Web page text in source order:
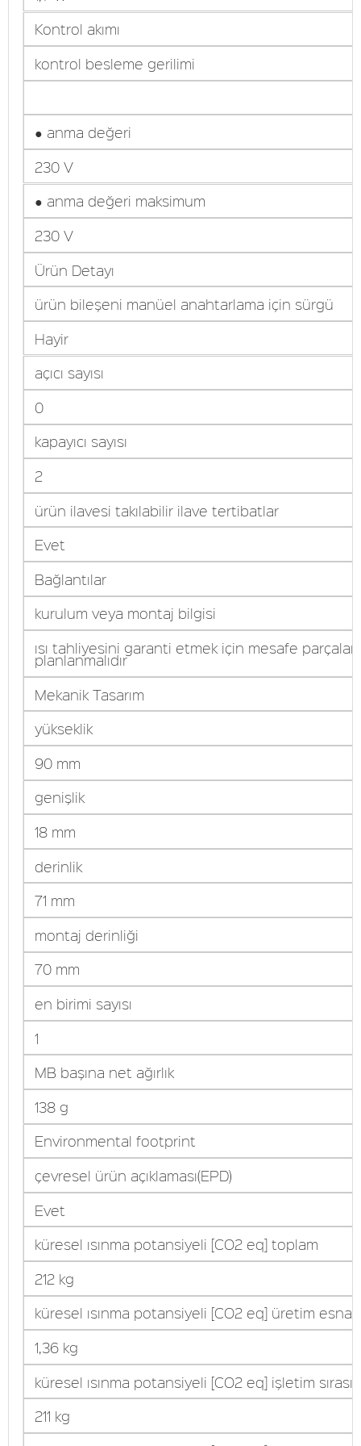
Kontrol akımı
kontrol besleme gerilimi
● anma değeri
230 V
● anma değeri maksimum
230 V
Ürün Detayı
ürün bileşeni manüel anahtarlama için sürgü
Hayir
açıcı sayısı
0
kapayıcı sayısı
2
ürün ilavesi takılabilir ilave tertibatlar
Evet
Bağlantılar
kurulum veya montaj bilgisi
ısı tahliyesini garanti etmek için mesafe parçaları
planlanmalıdır
Mekanik Tasarım
yükseklik
90 mm
genişlik
18 mm
derinlik
71 mm
montaj derinliği
70 mm
en birimi sayısı
1
MB başına net ağırlık
138 g
Environmental footprint
çevresel ürün açıklaması(EPD)
Evet
küresel ısınma potansiyeli [CO2 eq] toplam
212 kg
küresel ısınma potansiyeli [CO2 eq] üretim
1,36 kg
küresel ısınma potansiyeli [CO2 eq] işletim
211 kg